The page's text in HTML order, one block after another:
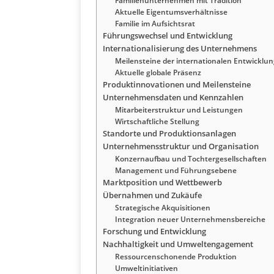
Aktuelle Eigentumsverhältnisse
Familie im Aufsichtsrat
Führungswechsel und Entwicklung
Internationalisierung des Unternehmens
Meilensteine der internationalen
Aktuelle globale Präsenz
Produktinnovationen und Meilensteine
Unternehmensdaten und Kennzahlen
Mitarbeiterstruktur und Leistungen
Wirtschaftliche Stellung
Standorte und Produktionsanlagen
Unternehmensstruktur und Organisation
Konzernaufbau und Tochtergesellschaften
Management und Führungsebene
Marktposition und Wettbewerb
Übernahmen und Zukäufe
Strategische Akquisitionen
Integration neuer Unternehmensbereiche
Forschung und Entwicklung
Nachhaltigkeit und Umweltengagement
Ressourcenschonende Produktion
Umweltinitiativen